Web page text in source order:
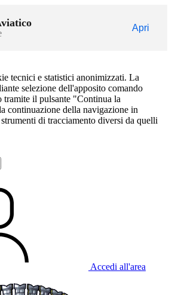
Apri
tecnici e statistici anonimizzati. La
selezione dell'apposito comando
il pulsante "Continua la
continuazione della navigazione in
di tracciamento diversi da quelli
Accedi all'area